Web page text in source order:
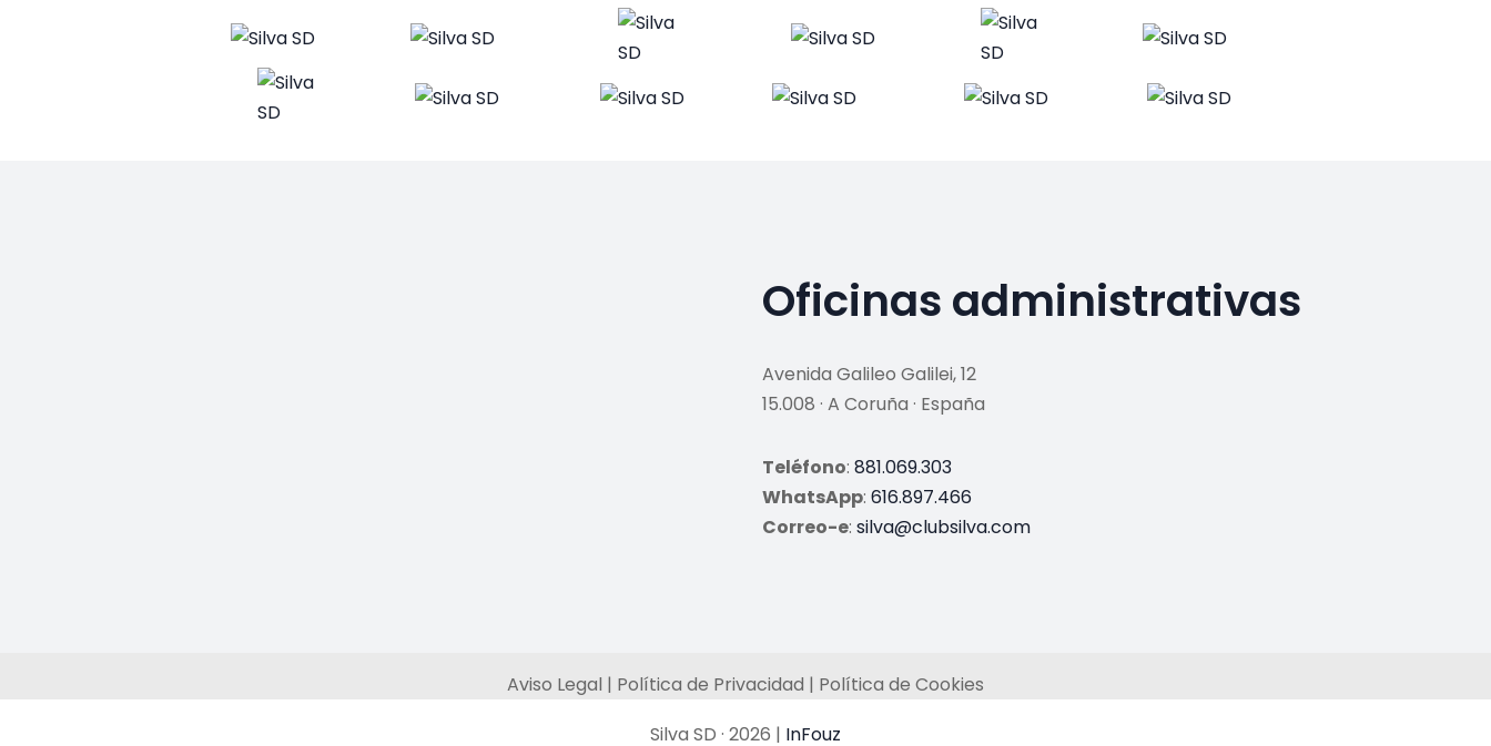
Oficinas administrativas
Avenida Galileo Galilei, 12
15.008 · A Coruña · España
Teléfono: 881.069.303
WhatsApp: 616.897.466
Correo-e: silva@clubsilva.com
Aviso Legal | Política de Privacidad | Política de Cookies
Silva SD · 2026 | InFouz